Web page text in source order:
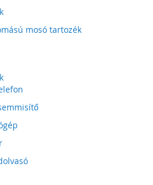
mosó tartozék